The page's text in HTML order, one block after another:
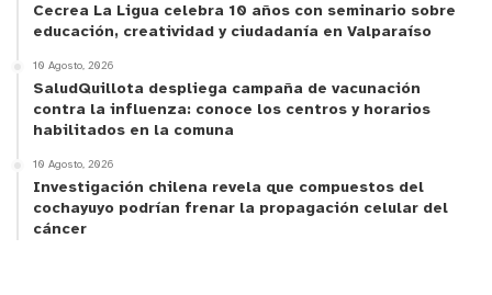
Cecrea La Ligua celebra 10 años con seminario sobre
educación, creatividad y ciudadanía en Valparaíso
10 Agosto, 2026
SaludQuillota despliega campaña de vacunación
contra la influenza: conoce los centros y horarios
habilitados en la comuna
10 Agosto, 2026
Investigación chilena revela que compuestos del
cochayuyo podrían frenar la propagación celular del
cáncer